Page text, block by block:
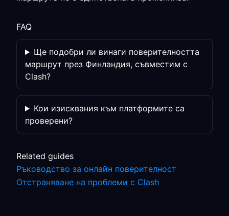
FAQ
Ще подобри ли винаги поверителността
маршрут през Финландия, съвместим с
Clash?
Кои изисквания към платформите са
проверени?
Related guides
Ръководство за онлайн поверителност
Отстраняване на проблеми с Clash